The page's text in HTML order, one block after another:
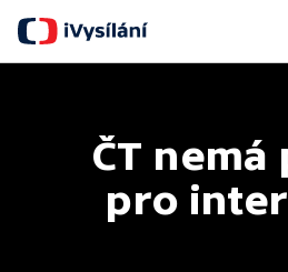
ČT nemá
pro